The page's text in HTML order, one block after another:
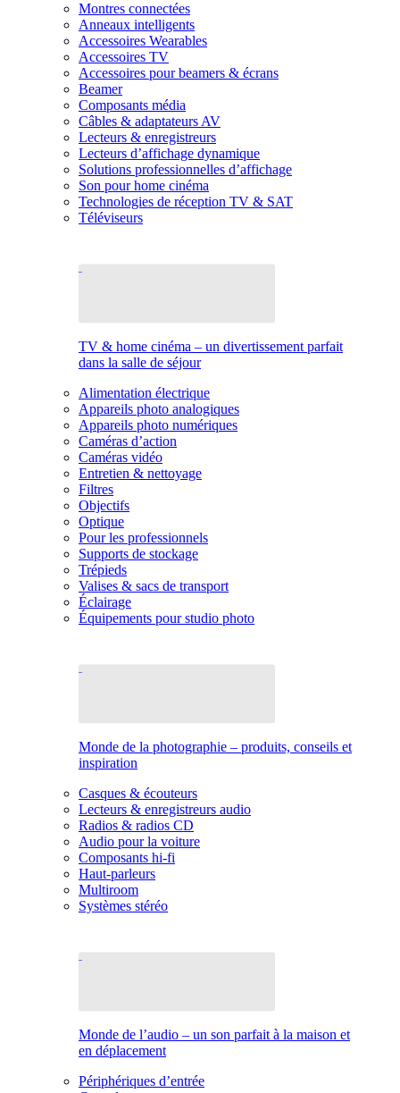
Montres connectées
Anneaux intelligents
Accessoires Wearables
Accessoires TV
Accessoires pour beamers & écrans
Beamer
Composants média
Câbles & adaptateurs AV
Lecteurs & enregistreurs
Lecteurs d’affichage dynamique
Solutions professionnelles d’affichage
Son pour home cinéma
Technologies de réception TV & SAT
Téléviseurs
TV & home cinéma – un divertissement parfait
dans la salle de séjour
Alimentation électrique
Appareils photo analogiques
Appareils photo numériques
Caméras d’action
Caméras vidéo
Entretien & nettoyage
Filtres
Objectifs
Optique
Pour les professionnels
Supports de stockage
Trépieds
Valises & sacs de transport
Éclairage
Équipements pour studio photo
Monde de la photographie – produits, conseils et
inspiration
Casques & écouteurs
Lecteurs & enregistreurs audio
Radios & radios CD
Audio pour la voiture
Composants hi-fi
Haut-parleurs
Multiroom
Systèmes stéréo
Monde de l’audio – un son parfait à la maison et
en déplacement
Périphériques d’entrée